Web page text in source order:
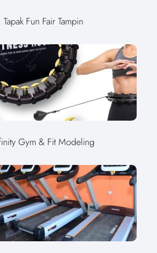
Tapak Fun Fair Tampin
Gym & Fit Modeling